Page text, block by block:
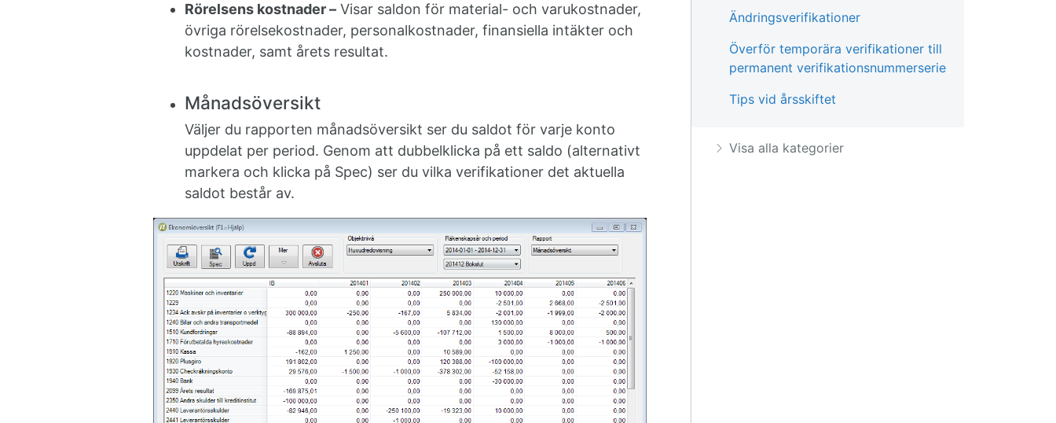
Rörelsens kostnader – Visar saldon för material- och varukostnader,
övriga rörelsekostnader, personalkostnader, finansiella intäkter och
kostnader, samt årets resultat.
Månadsöversikt
Väljer du rapporten månadsöversikt ser du saldot för varje konto
uppdelat per period. Genom att dubbelklicka på ett saldo (alternativt
markera och klicka på Spec) ser du vilka verifikationer det aktuella
saldot består av.
Ändringsverifikationer
Överför temporära verifikationer till
permanent verifikationsnummerserie
Tips vid årsskiftet
Visa alla kategorier